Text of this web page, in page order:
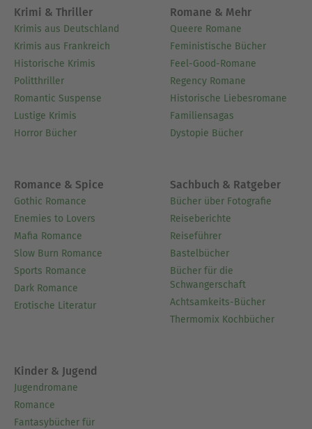
Krimi & Thriller
Krimis aus Deutschland
Krimis aus Frankreich
Historische Krimis
Politthriller
Romantic Suspense
Lustige Krimis
Horror Bücher
Romane & Mehr
Queere Romane
Feministische Bücher
Feel-Good-Romane
Regency Romane
Historische Liebesromane
Familiensagas
Dystopie Bücher
Romance & Spice
Gothic Romance
Enemies to Lovers
Mafia Romance
Slow Burn Romance
Sports Romance
Dark Romance
Erotische Literatur
Sachbuch & Ratgeber
Bücher über Fotografie
Reiseberichte
Reiseführer
Bastelbücher
Bücher für die
Schwangerschaft
Achtsamkeits-Bücher
Thermomix Kochbücher
Kinder & Jugend
Jugendromane
Romance
Fantasybücher für